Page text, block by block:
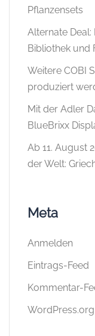
Pflanzensets
Alternate
Bibliothek und
Weitere COBI
produziert
Mit der Adler
BlueBrixx
Ab 11. August
der Welt:
Meta
Anmelden
Eintrags-Feed
Kommentar-
WordPress.org